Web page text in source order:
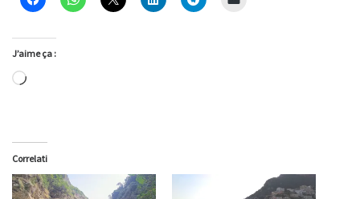
J’aime ça :
Chargement…
Correlati